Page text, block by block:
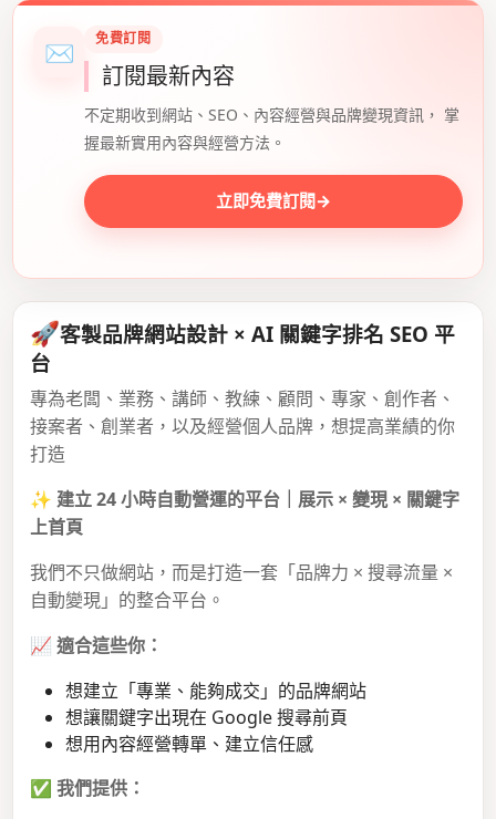
✉ 免費訂閱
訂閱最新內容
不定期收到網站、SEO、內容經營與品牌變現資訊， 掌
握最新實用內容與經營方法。
立即免費訂閱→
🚀客製品牌網站設計 × AI 關鍵字排名 SEO 平
台
專為老闆、業務、講師、教練、顧問、專家、創作者、
接案者、創業者，以及經營個人品牌，想提高業績的你
打造
✨ 建立 24 小時自動營運的平台｜展示 × 變現 × 關鍵字
上首頁
我們不只做網站，而是打造一套「品牌力 × 搜尋流量 ×
自動變現」的整合平台。
📈 適合這些你：
想建立「專業、能夠成交」的品牌網站
想讓關鍵字出現在 Google 搜尋前頁
想用內容經營轉單、建立信任感
✅ 我們提供：